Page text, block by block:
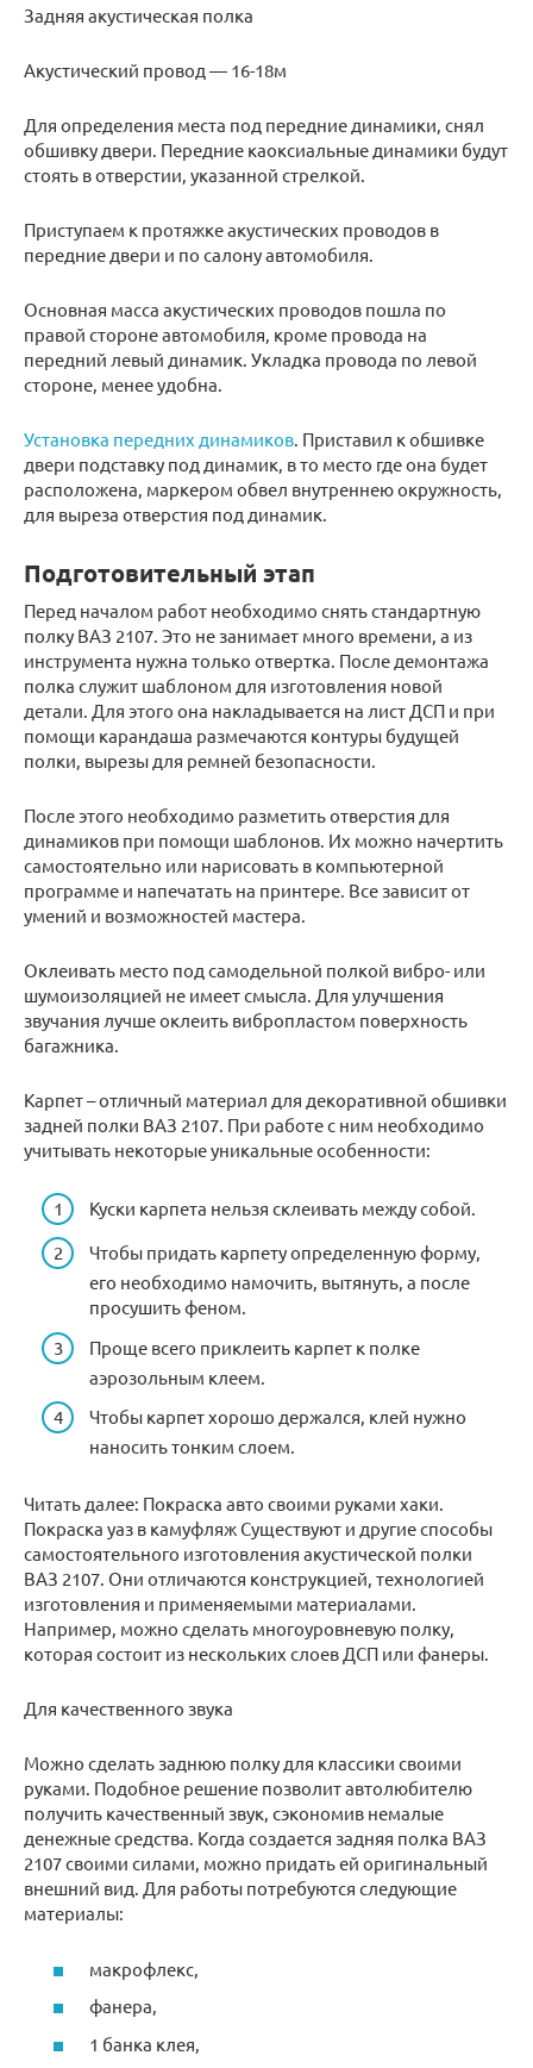
Задняя акустическая полка
Акустический провод — 16-18м
Для определения места под передние динамики, снял
обшивку двери. Передние каоксиальные динамики будут
стоять в отверстии, указанной стрелкой.
Приступаем к протяжке акустических проводов в
передние двери и по салону автомобиля.
Основная масса акустических проводов пошла по
правой стороне автомобиля, кроме провода на
передний левый динамик. Укладка провода по левой
стороне, менее удобна.
Установка передних динамиков. Приставил к обшивке
двери подставку под динамик, в то место где она будет
расположена, маркером обвел внутреннею окружность,
для выреза отверстия под динамик.
Подготовительный этап
Перед началом работ необходимо снять стандартную
полку ВАЗ 2107. Это не занимает много времени, а из
инструмента нужна только отвертка. После демонтажа
полка служит шаблоном для изготовления новой
детали. Для этого она накладывается на лист ДСП и при
помощи карандаша размечаются контуры будущей
полки, вырезы для ремней безопасности.
После этого необходимо разметить отверстия для
динамиков при помощи шаблонов. Их можно начертить
самостоятельно или нарисовать в компьютерной
программе и напечатать на принтере. Все зависит от
умений и возможностей мастера.
Оклеивать место под самодельной полкой вибро- или
шумоизоляцией не имеет смысла. Для улучшения
звучания лучше оклеить вибропластом поверхность
багажника.
Карпет – отличный материал для декоративной обшивки
задней полки ВАЗ 2107. При работе с ним необходимо
учитывать некоторые уникальные особенности:
Куски карпета нельзя склеивать между собой.
Чтобы придать карпету определенную форму,
его необходимо намочить, вытянуть, а после
просушить феном.
Проще всего приклеить карпет к полке
аэрозольным клеем.
Чтобы карпет хорошо держался, клей нужно
наносить тонким слоем.
Читать далее: Покраска авто своими руками хаки.
Покраска уаз в камуфляж Существуют и другие способы
самостоятельного изготовления акустической полки
ВАЗ 2107. Они отличаются конструкцией, технологией
изготовления и применяемыми материалами.
Например, можно сделать многоуровневую полку,
которая состоит из нескольких слоев ДСП или фанеры.
Для качественного звука
Можно сделать заднюю полку для классики своими
руками. Подобное решение позволит автолюбителю
получить качественный звук, сэкономив немалые
денежные средства. Когда создается задняя полка ВАЗ
2107 своими силами, можно придать ей оригинальный
внешний вид. Для работы потребуются следующие
материалы:
макрофлекс,
фанера,
1 банка клея,